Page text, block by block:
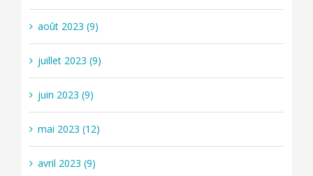
août 2023 (9)
juillet 2023 (9)
juin 2023 (9)
mai 2023 (12)
avril 2023 (9)